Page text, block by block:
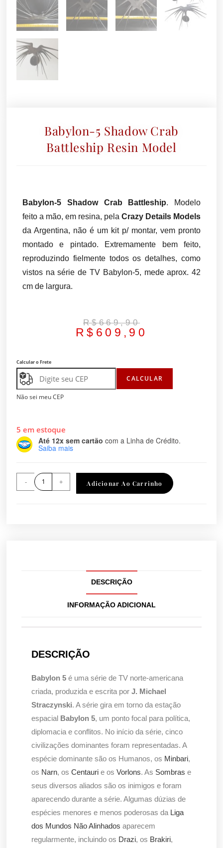
Babylon-5 Shadow Crab
Battleship Resin Model
Babylon-5 Shadow Crab Battleship. Modelo
feito a mão, em resina, pelaCrazy Details Models
da Argentina, não é um kit p/ montar, vem pronto
montado e pintado. Extremamente bem feito,
reproduzindo fielmente todos os detalhes, como
vistos na série de TV Babylon-5, mede aprox. 42
cm de largura.
R$669,90
R$ 609,90
Calcular o Frete
CALCULAR
Não sei meu CEP
5 em estoque
Até 12x sem cartão com a Linha de Crédito.
Saiba mais
- + Adicionar Ao Carrinho
DESCRIÇÃO
INFORMAÇÃO ADICIONAL
DESCRIÇÃO
Babylon 5 é uma série de TV norte-americana
criada, produzida e escrita porJ. Michael
Straczynski. A série gira em torno da estação
espacial Babylon 5, um ponto focal para política,
diplomacia e conflitos. No início da série, cinco
civilizações dominantes foram representadas. A
espécie dominante são os Humanos, os Minbari,
os Narn, osCentauri e osVorlons. As Sombras e
seus diversos aliados são os inimigos e foram
aparecendo durante a série. Algumas dúzias de
espécies menores e menos poderosas da Liga
dos Mundos Não Alinhados aparecem
regularmente, incluindo os Drazi, os Brakiri,